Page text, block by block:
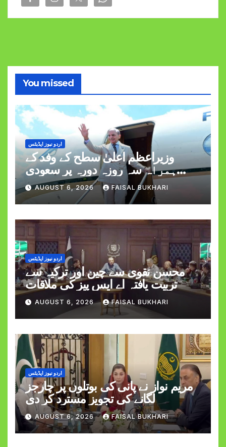
You missed
اردو نیوز اپڈیٹس
وزیراعظم اعلیٰ سطح کے وفد کے
ہمراہ سہ روزہ دورہ پر سعودی
عرب روانہ
AUGUST 6, 2026 FAISAL BUKHARI
اردو نیوز اپڈیٹس
محسن نقوی سے چین اور ترکیہ سے
تربیت یافتہ اے ایس پیز کی ملاقات
AUGUST 6, 2026 FAISAL BUKHARI
اردو نیوز اپڈیٹس
مریم نواز نے پانی کی بوتلوں پر چارجز
لگانے کی تجویز مسترد کر دی
AUGUST 6, 2026 FAISAL BUKHARI